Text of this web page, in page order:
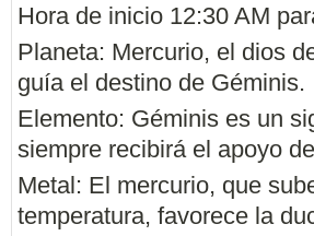
Hora de inicio 12:30 AM
Planeta: Mercurio, el dios
guía el destino de Géminis.
Elemento: Géminis es un
siempre recibirá el apoyo
Metal: El mercurio, que
temperatura, favorece la